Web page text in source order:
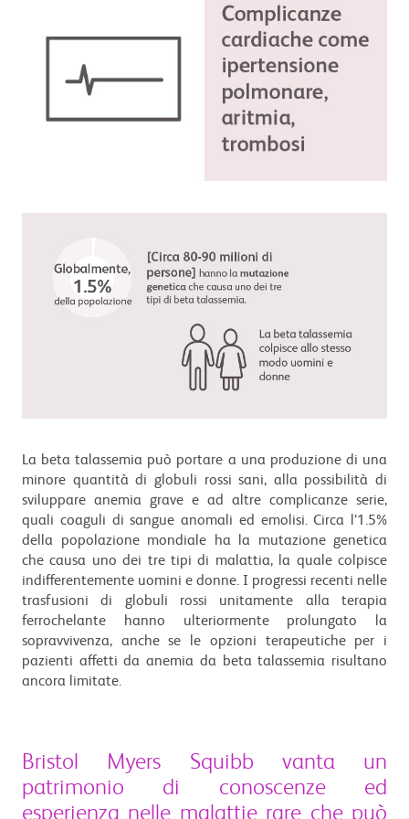
La beta talassemia può portare a una produzione di una
minore quantità di globuli rossi sani, alla possibilità di
sviluppare anemia grave e ad altre complicanze serie,
quali coaguli di sangue anomali ed emolisi. Circa l’1.5%
della popolazione mondiale ha la mutazione genetica
che causa uno dei tre tipi di malattia, la quale colpisce
indifferentemente uomini e donne. I progressi recenti nelle
trasfusioni di globuli rossi unitamente alla terapia
ferrochelante hanno ulteriormente prolungato la
sopravvivenza, anche se le opzioni terapeutiche per i
pazienti affetti da anemia da beta talassemia risultano
ancora limitate.
Bristol Myers Squibb vanta un
patrimonio di conoscenze ed
esperienza nelle malattie rare che può